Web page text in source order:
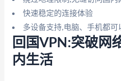
快速稳定的连接体验
多设备支持,电脑、手机都可
回国VPN:突破网
内生活